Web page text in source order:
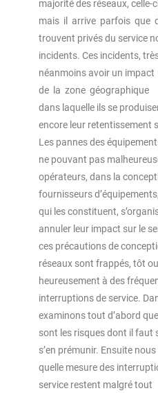
majorité des réseaux,
mais il arrive parfois que
trouvent privés du service
incidents. Ces incidents,
néanmoins avoir un
de la zone géographique
dans laquelle ils se
encore leur retentissement
Les pannes des
ne pouvant pas
opérateurs, dans la
fournisseurs
qui les constituent,
annuler leur impact sur le
ces précautions de
réseaux sont frappés, tôt
heureusement à des
interruptions de service.
examinons tout d’abord
sont les risques dont il faut
s’en prémunir. Ensuite
quelle mesure des
service restent malgré tout